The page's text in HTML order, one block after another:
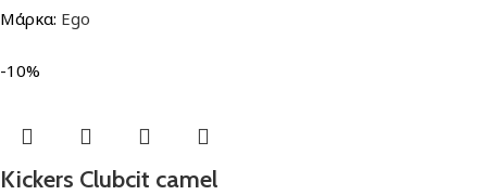
Μάρκα: Ego
-10%
Kickers Clubcit camel